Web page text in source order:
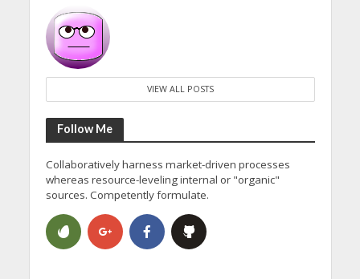
VIEW ALL POSTS
Follow Me
Collaboratively harness market-driven processes
whereas resource-leveling internal or "organic"
sources. Competently formulate.